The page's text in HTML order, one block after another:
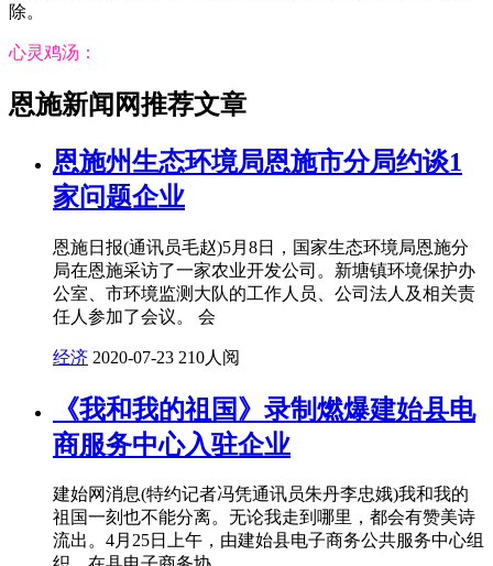
除。
心灵鸡汤：
恩施新闻网推荐文章
恩施州生态环境局恩施市分局约谈1
家问题企业
恩施日报(通讯员毛赵)5月8日，国家生态环境局恩施分
局在恩施采访了一家农业开发公司。新塘镇环境保护办
公室、市环境监测大队的工作人员、公司法人及相关责
任人参加了会议。 会
经济 2020-07-23 210人阅
《我和我的祖国》录制燃爆建始县电
商服务中心入驻企业
建始网消息(特约记者冯凭通讯员朱丹李忠娥)我和我的
祖国一刻也不能分离。无论我走到哪里，都会有赞美诗
流出。4月25日上午，由建始县电子商务公共服务中心组